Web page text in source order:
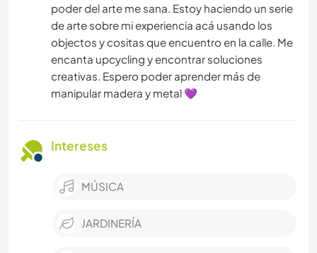
poder del arte me sana. Estoy haciendo un serie
de arte sobre mi experiencia acá usando los
objectos y cositas que encuentro en la calle. Me
encanta upcycling y encontrar soluciones
creativas. Espero poder aprender más de
manipular madera y metal 💜
Intereses
MÚSICA
JARDINERÍA